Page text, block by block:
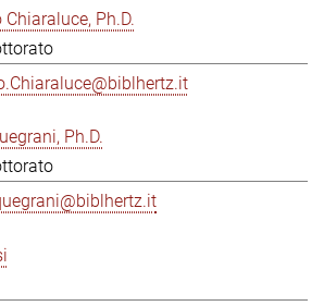
Ph.D.
Ph.D.